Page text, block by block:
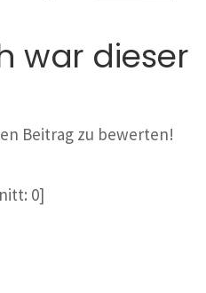
war dieser
Beitrag zu bewerten!
0]